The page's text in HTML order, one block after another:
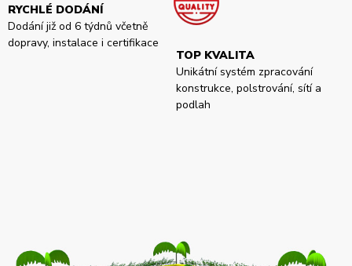
RYCHLÉ DODÁNÍ
Dodání již od 6 týdnů včetně
dopravy, instalace i certifikace
TOP KVALITA
Unikátní systém zpracování
konstrukce, polstrování, sítí a
podlah